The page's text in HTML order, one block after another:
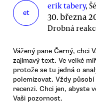
et
erik tabery,
30. března
Drobná
Vážený pane Černý, chci
zajímavý text. Ve velké
protože se tu jedná o
polemizovat. Vždy
recenzi. Chci jen, abyste
Vaši pozornost.